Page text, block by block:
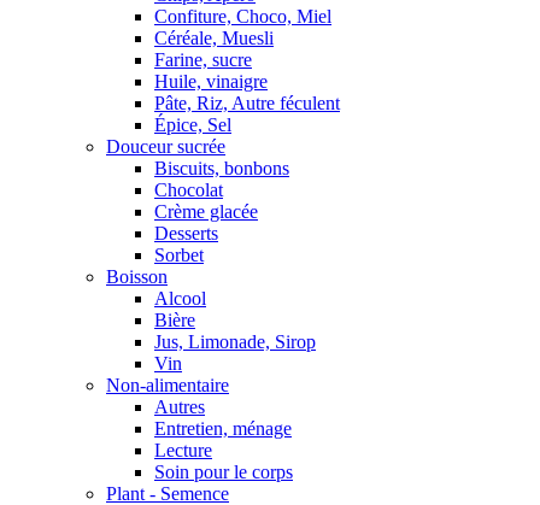
Confiture, Choco, Miel
Céréale, Muesli
Farine, sucre
Huile, vinaigre
Pâte, Riz, Autre féculent
Épice, Sel
Douceur sucrée
Biscuits, bonbons
Chocolat
Crème glacée
Desserts
Sorbet
Boisson
Alcool
Bière
Jus, Limonade, Sirop
Vin
Non-alimentaire
Autres
Entretien, ménage
Lecture
Soin pour le corps
Plant - Semence